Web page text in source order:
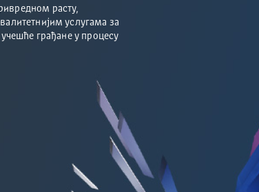
расту,
услугама за
грађане у процесу